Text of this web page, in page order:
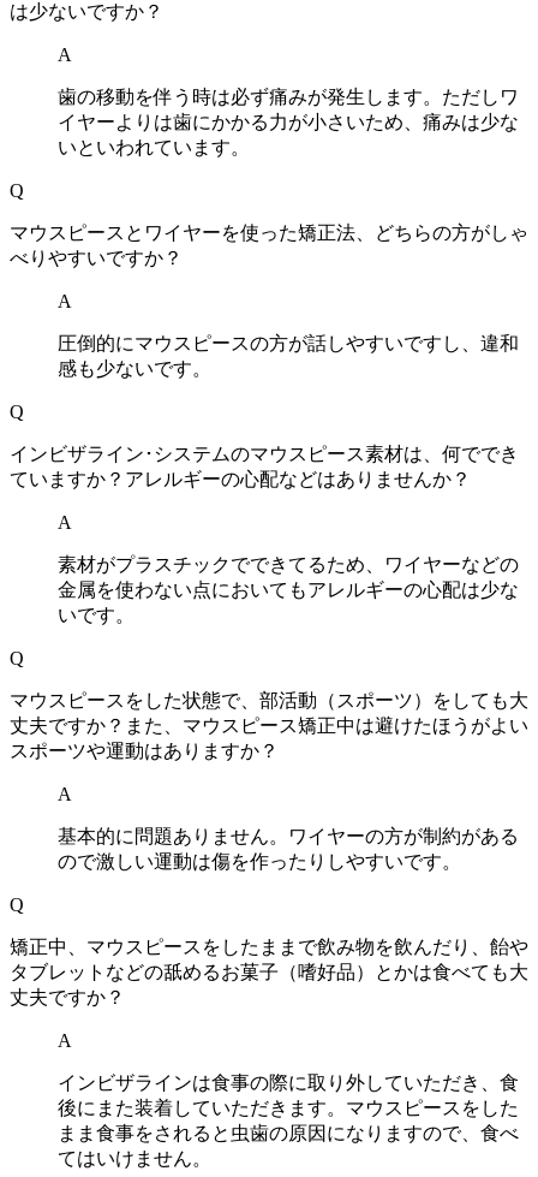
は少ないですか？
A
歯の移動を伴う時は必ず痛みが発生します。ただしワ
イヤーよりは歯にかかる力が小さいため、痛みは少な
いといわれています。
Q
マウスピースとワイヤーを使った矯正法、どちらの方がしゃ
べりやすいですか？
A
圧倒的にマウスピースの方が話しやすいですし、違和
感も少ないです。
Q
インビザライン･システムのマウスピース素材は、何ででき
ていますか？アレルギーの心配などはありませんか？
A
素材がプラスチックでできてるため、ワイヤーなどの
金属を使わない点においてもアレルギーの心配は少な
いです。
Q
マウスピースをした状態で、部活動（スポーツ）をしても大
丈夫ですか？また、マウスピース矯正中は避けたほうがよい
スポーツや運動はありますか？
A
基本的に問題ありません。ワイヤーの方が制約がある
ので激しい運動は傷を作ったりしやすいです。
Q
矯正中、マウスピースをしたままで飲み物を飲んだり、飴や
タブレットなどの舐めるお菓子（嗜好品）とかは食べても大
丈夫ですか？
A
インビザラインは食事の際に取り外していただき、食
後にまた装着していただきます。マウスピースをした
まま食事をされると虫歯の原因になりますので、食べ
てはいけません。